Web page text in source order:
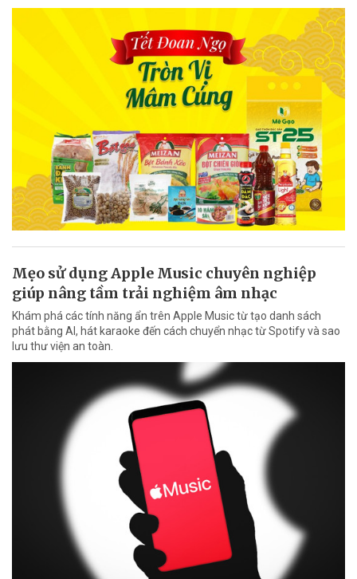
Mẹo sử dụng Apple Music chuyên nghiệp
giúp nâng tầm trải nghiệm âm nhạc
Khám phá các tính năng ẩn trên Apple Music từ tạo danh sách
phát bằng AI, hát karaoke đến cách chuyển nhạc từ Spotify và sao
lưu thư viện an toàn.